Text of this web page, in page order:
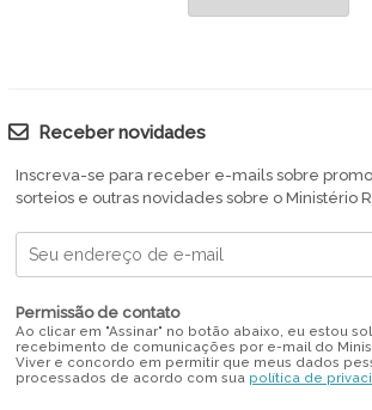
Receber novidades
Inscreva-se para receber e-mails sobre
sorteios e outras novidades sobre o Ministério
Permissão de contato
Ao clicar em "Assinar" no botão abaixo, eu estou
recebimento de comunicações por e-mail do
Viver e concordo em permitir que meus dados
processados de acordo com sua política de